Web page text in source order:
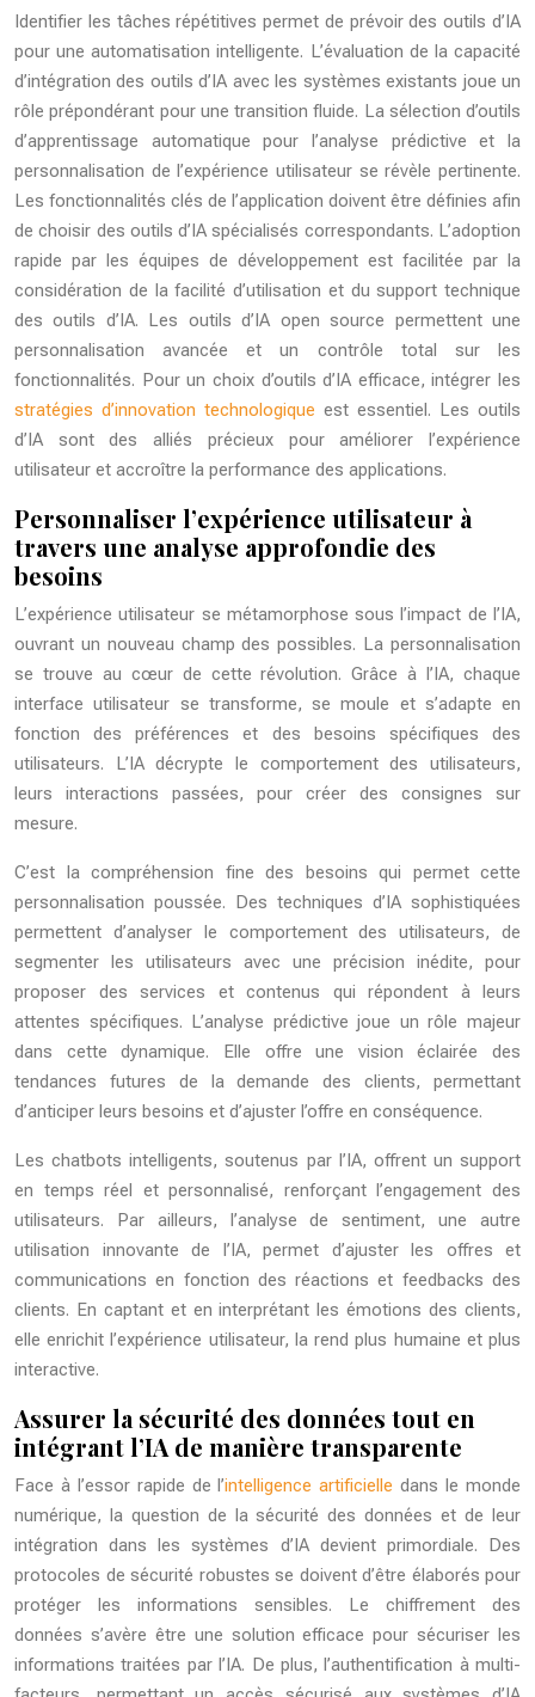
Identifier les tâches répétitives permet de prévoir des outils d’IA
pour une automatisation intelligente. L’évaluation de la capacité
d’intégration des outils d’IA avec les systèmes existants joue un
rôle prépondérant pour une transition fluide. La sélection d’outils
d’apprentissage automatique pour l’analyse prédictive et la
personnalisation de l’expérience utilisateur se révèle pertinente.
Les fonctionnalités clés de l’application doivent être définies afin
de choisir des outils d’IA spécialisés correspondants. L’adoption
rapide par les équipes de développement est facilitée par la
considération de la facilité d’utilisation et du support technique
des outils d’IA. Les outils d’IA open source permettent une
personnalisation avancée et un contrôle total sur les
fonctionnalités. Pour un choix d’outils d’IA efficace, intégrer les
stratégies d’innovation technologique est essentiel. Les outils
d’IA sont des alliés précieux pour améliorer l’expérience
utilisateur et accroître la performance des applications.
Personnaliser l’expérience utilisateur à
travers une analyse approfondie des
besoins
L’expérience utilisateur se métamorphose sous l’impact de l’IA,
ouvrant un nouveau champ des possibles. La personnalisation
se trouve au cœur de cette révolution. Grâce à l’IA, chaque
interface utilisateur se transforme, se moule et s’adapte en
fonction des préférences et des besoins spécifiques des
utilisateurs. L’IA décrypte le comportement des utilisateurs,
leurs interactions passées, pour créer des consignes sur
mesure.
C’est la compréhension fine des besoins qui permet cette
personnalisation poussée. Des techniques d’IA sophistiquées
permettent d’analyser le comportement des utilisateurs, de
segmenter les utilisateurs avec une précision inédite, pour
proposer des services et contenus qui répondent à leurs
attentes spécifiques. L’analyse prédictive joue un rôle majeur
dans cette dynamique. Elle offre une vision éclairée des
tendances futures de la demande des clients, permettant
d’anticiper leurs besoins et d’ajuster l’offre en conséquence.
Les chatbots intelligents, soutenus par l’IA, offrent un support
en temps réel et personnalisé, renforçant l’engagement des
utilisateurs. Par ailleurs, l’analyse de sentiment, une autre
utilisation innovante de l’IA, permet d’ajuster les offres et
communications en fonction des réactions et feedbacks des
clients. En captant et en interprétant les émotions des clients,
elle enrichit l’expérience utilisateur, la rend plus humaine et plus
interactive.
Assurer la sécurité des données tout en
intégrant l’IA de manière transparente
Face à l’essor rapide de l’intelligence artificielle dans le monde
numérique, la question de la sécurité des données et de leur
intégration dans les systèmes d’IA devient primordiale. Des
protocoles de sécurité robustes se doivent d’être élaborés pour
protéger les informations sensibles. Le chiffrement des
données s’avère être une solution efficace pour sécuriser les
informations traitées par l’IA. De plus, l’authentification à multi-